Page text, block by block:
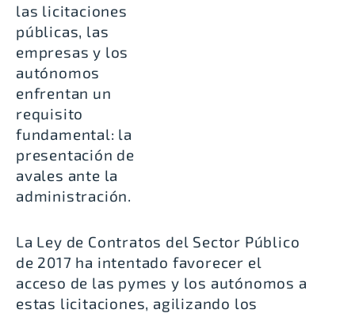
las licitaciones
públicas, las
empresas y los
autónomos
enfrentan un
requisito
fundamental: la
presentación de
avales ante la
administración.
La Ley de Contratos del Sector Público
de 2017 ha intentado favorecer el
acceso de las pymes y los autónomos a
estas licitaciones, agilizando los